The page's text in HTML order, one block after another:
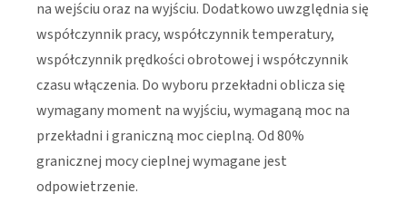
na wejściu oraz na wyjściu. Dodatkowo uwzględnia się
współczynnik pracy, współczynnik temperatury,
współczynnik prędkości obrotowej i współczynnik
czasu włączenia. Do wyboru przekładni oblicza się
wymagany moment na wyjściu, wymaganą moc na
przekładni i graniczną moc cieplną. Od 80%
granicznej mocy cieplnej wymagane jest
odpowietrzenie.